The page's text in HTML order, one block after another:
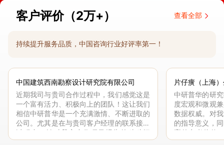
客户评价（2万+） 查看全部
持续提升服务品质，中国咨询行业好评率第一！
中国建筑西南勘察设计研究院有限公司
近期我司与贵司合作过程中，我们感觉这是
一个富有活力、积极向上的团队！这让我们
相信中研普华是一个充满激情、不断进取的
公司。尤其是在与贵司客户经理的联系接洽
过程中，针对我方合作项目报告的种种细
节，及时细致缜密地协助与项目部沟通、探
片仔癀（上海
中研普华的研
度宏观和微观
数据权威。对
的指导意义，
高的参考价值
体化”服务和行